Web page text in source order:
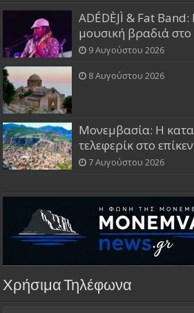
ADÉDÈJÌ & Fat
μουσική βραδιά
9 Αυγούστου 2026
8 Αυγούστου 2026
Μονεμβασία: Η
τελεφερίκ στο
7 Αυγούστου 2026
Χρήσιμα Τηλέφωνα